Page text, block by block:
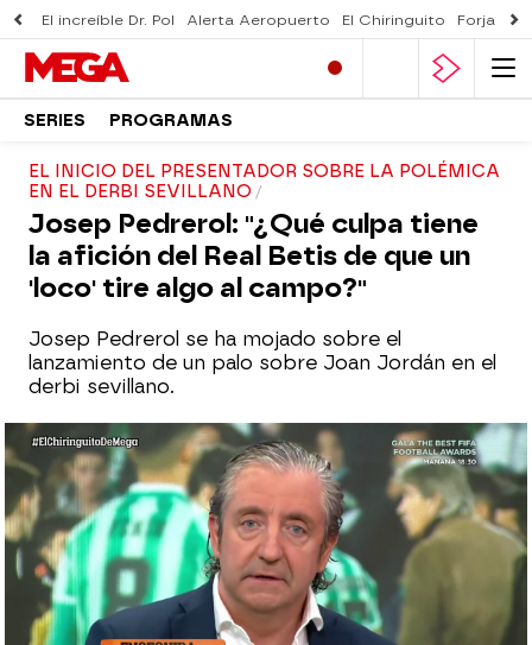
El increíble Dr. Pol Alerta Aeropuerto El Chiringuito Forjado
SERIES PROGRAMAS
EL INICIO DEL PRESENTADOR SOBRE LA POLÉMICA
EN EL DERBI SEVILLANO
Josep Pedrerol: "¿Qué culpa tiene
la afición del Real Betis de que un
'loco' tire algo al campo?"
Josep Pedrerol se ha mojado sobre el
lanzamiento de un palo sobre Joan Jordán en el
derbi sevillano.
El Chiringuito
Madrid